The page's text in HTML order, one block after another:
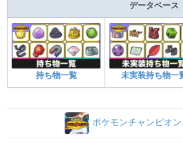
データベース
持ち物一覧 未実装持ち物一
ポケモンチャンピオ